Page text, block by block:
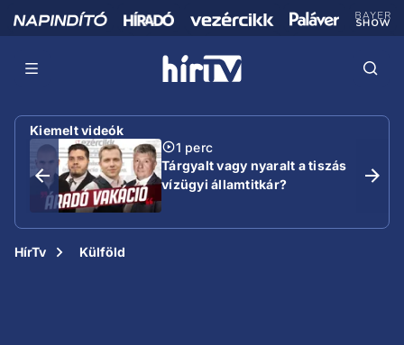
Kiemelt videók
1 perc
Tárgyalt vagy nyaralt a tiszás
vízügyi államtitkár?
HírTv Külföld